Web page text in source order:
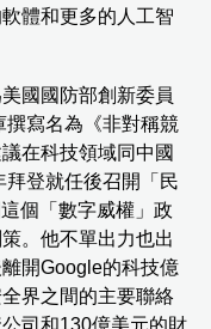
體和更多的人工智
國國防部創新委員
寫名為《非對稱競
在科技領域同中國
登就任後召開「民
個「數字威權」政
。他不單出力也出
開Google的科技億
界之間的主要聯絡